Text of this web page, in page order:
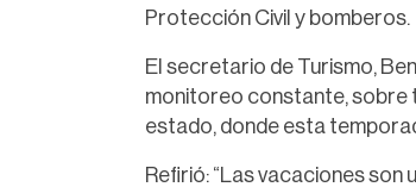
Protección Civil y bomberos.
El secretario de Turismo,
monitoreo constante, sobre
estado, donde esta
Refirió: “Las vacaciones